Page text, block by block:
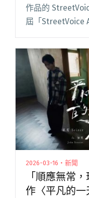
作品的
屆「StreetVoice
獎」。 街聲音樂
聲鼓勵」延伸音
前哨站，第二
年度音樂趨勢大
2026-03-16・新聞
「順應無常
作〈平凡的一